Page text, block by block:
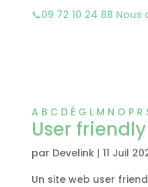
📞09 72 10 24 88 Nous
A B C D É G L M N O P R
User friendly
par Develink| 11 Juil
Un site web user